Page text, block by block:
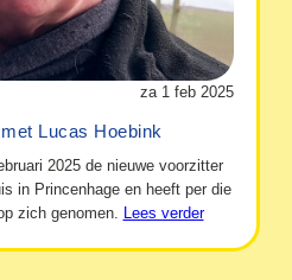
za 1 feb 2025
Lucas Hoebink
2025 de nieuwe voorzitter
in Princenhage en heeft per die
zich genomen. Lees verder